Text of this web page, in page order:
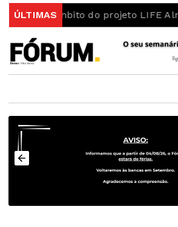
ÚLTIMAS
do projeto LIFE Alnus Taejo